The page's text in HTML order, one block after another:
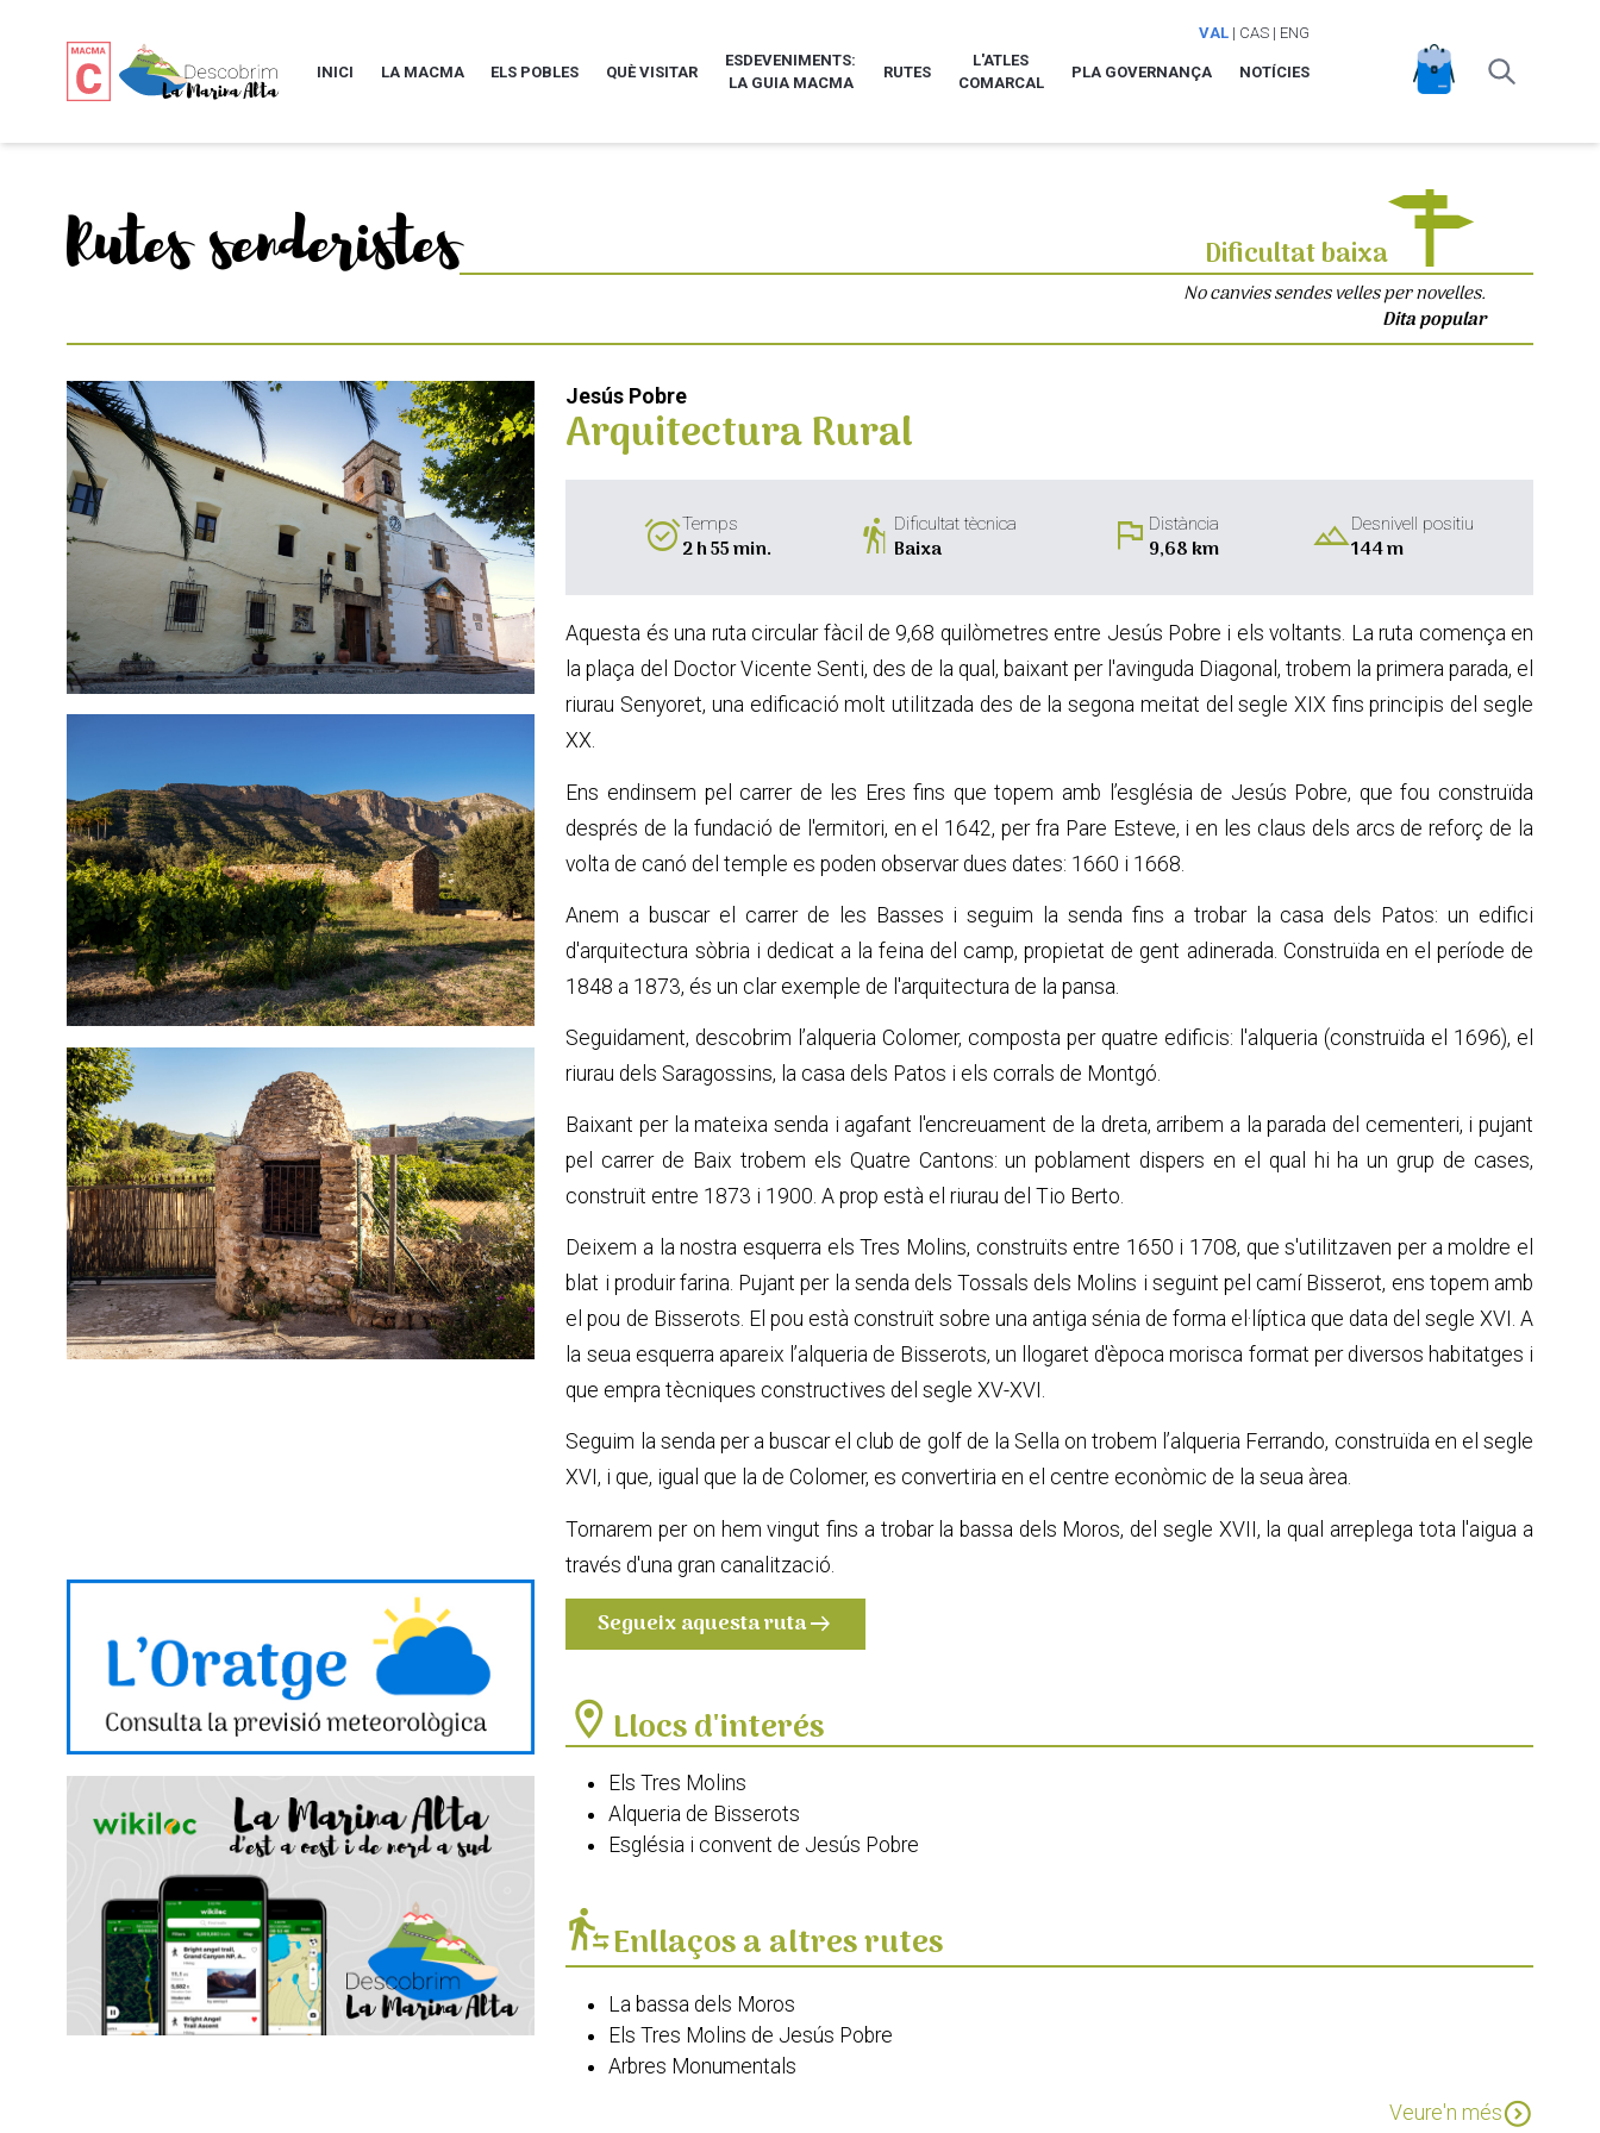
VAL| CAS| ENG
INICI LA MACMA ELS POBLES QUÈ VISITAR
ESDEVENIMENTS:
LA GUIA MACMA
RUTES
L'ATLES
COMARCAL
PLA GOVERNANÇA NOTÍCIES
Rutes senderistes Dificultat baixa
No canvies sendes velles per novelles.
Dita popular
Jesús Pobre
Arquitectura Rural
alarm_onTemps
2 h 55 min. hiking Dificultat tècnica
Baixa flag Distància
9,68 km landscapeDesnivell positiu
144 m
Aquesta és una ruta circular fàcil de 9,68 quilòmetres entre Jesús Pobre i els voltants. La ruta comença en
la plaça del Doctor Vicente Senti, des de la qual, baixant per l'avinguda Diagonal, trobem la primera parada, el
riurau Senyoret, una edificació molt utilitzada des de la segona meitat del segle XIX fins principis del segle
XX.
Ens endinsem pel carrer de les Eres fins que topem amb l’església de Jesús Pobre, que fou construïda
després de la fundació de l'ermitori, en el 1642, per fra Pare Esteve, i en les claus dels arcs de reforç de la
volta de canó del temple es poden observar dues dates: 1660 i 1668.
Anem a buscar el carrer de les Basses i seguim la senda fins a trobar la casa dels Patos: un edifici
d'arquitectura sòbria i dedicat a la feina del camp, propietat de gent adinerada. Construïda en el període de
1848 a 1873, és un clar exemple de l'arquitectura de la pansa.
Seguidament, descobrim l’alqueria Colomer, composta per quatre edificis: l'alqueria (construïda el 1696), el
riurau dels Saragossins, la casa dels Patos i els corrals de Montgó.
Baixant per la mateixa senda i agafant l'encreuament de la dreta, arribem a la parada del cementeri, i pujant
pel carrer de Baix trobem els Quatre Cantons: un poblament dispers en el qual hi ha un grup de cases,
construït entre 1873 i 1900. A prop està el riurau del Tio Berto.
Deixem a la nostra esquerra els Tres Molins, construïts entre 1650 i 1708, que s'utilitzaven per a moldre el
blat i produir farina. Pujant per la senda dels Tossals dels Molins i seguint pel camí Bisserot, ens topem amb
el pou de Bisserots. El pou està construït sobre una antiga sénia de forma el·líptica que data del segle XVI. A
la seua esquerra apareix l’alqueria de Bisserots, un llogaret d'època morisca format per diversos habitatges i
que empra tècniques constructives del segle XV-XVI.
Seguim la senda per a buscar el club de golf de la Sella on trobem l’alqueria Ferrando, construïda en el segle
XVI, i que, igual que la de Colomer, es convertiria en el centre econòmic de la seua àrea.
Tornarem per on hem vingut fins a trobar la bassa dels Moros, del segle XVII, la qual arreplega tota l'aigua a
través d'una gran canalització.
Segueix aquesta rutaarrow_right_alt
location_on Llocs d'interés
Els Tres Molins
Alqueria de Bisserots
Església i convent de Jesús Pobre
transfer_within_a_stationEnllaços a altres rutes
La bassa dels Moros
Els Tres Molins de Jesús Pobre
Arbres Monumentals
Veure'n mésexpand_circle_down